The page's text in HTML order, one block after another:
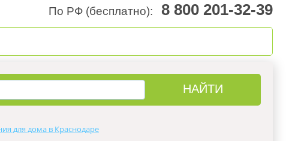
По РФ (бесплатно): 8 800 201-32-39
для дома в Краснодаре